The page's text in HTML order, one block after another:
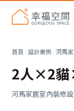
首頁 設計案例 河馬
2人×2貓
河馬家居室內裝修